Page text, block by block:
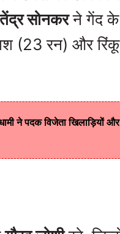
सोनकरने गेंद के
(23 रन) और रिंकू
ने पदक विजेता खिलाड़ियों और